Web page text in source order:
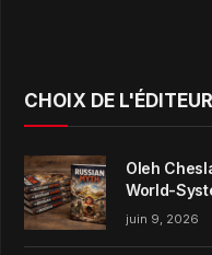
CHOIX DE L'ÉDITEUR
Oleh
World-
juin 9, 2026